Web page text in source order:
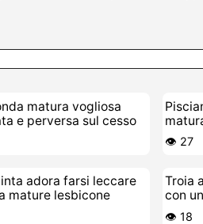
matura vogliosa
e perversa sul cesso
👁️ 27
adora farsi leccare
mature lesbicone
Troia
con
👁️ 18